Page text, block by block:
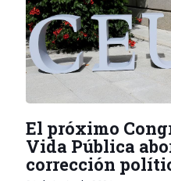
El próximo
Vida Pública
corrección